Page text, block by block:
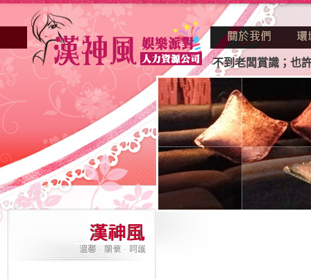
不到工作？也許妳人不逢時一直得不到老闆賞識；也許妳